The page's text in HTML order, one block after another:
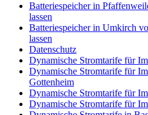
Batteriespeicher in
lassen
Batteriespeicher in Umkirch
lassen
Datenschutz
Dynamische Stromtarife für
Dynamische Stromtarife für
Gottenheim
Dynamische Stromtarife für
Dynamische Stromtarife für